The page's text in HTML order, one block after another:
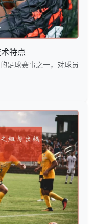
特点
足球赛事之一，对球员